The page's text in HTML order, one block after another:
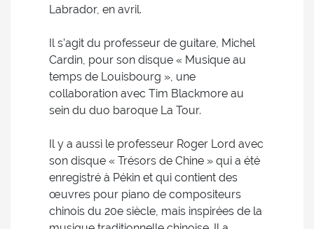
Labrador, en avril.
Il s’agit du professeur de guitare, Michel
Cardin, pour son disque « Musique au
temps de Louisbourg », une
collaboration avec Tim Blackmore au
sein du duo baroque La Tour.
Il y a aussi le professeur Roger Lord avec
son disque « Trésors de Chine » qui a été
enregistré à Pékin et qui contient des
œuvres pour piano de compositeurs
chinois du 20e siècle, mais inspirées de la